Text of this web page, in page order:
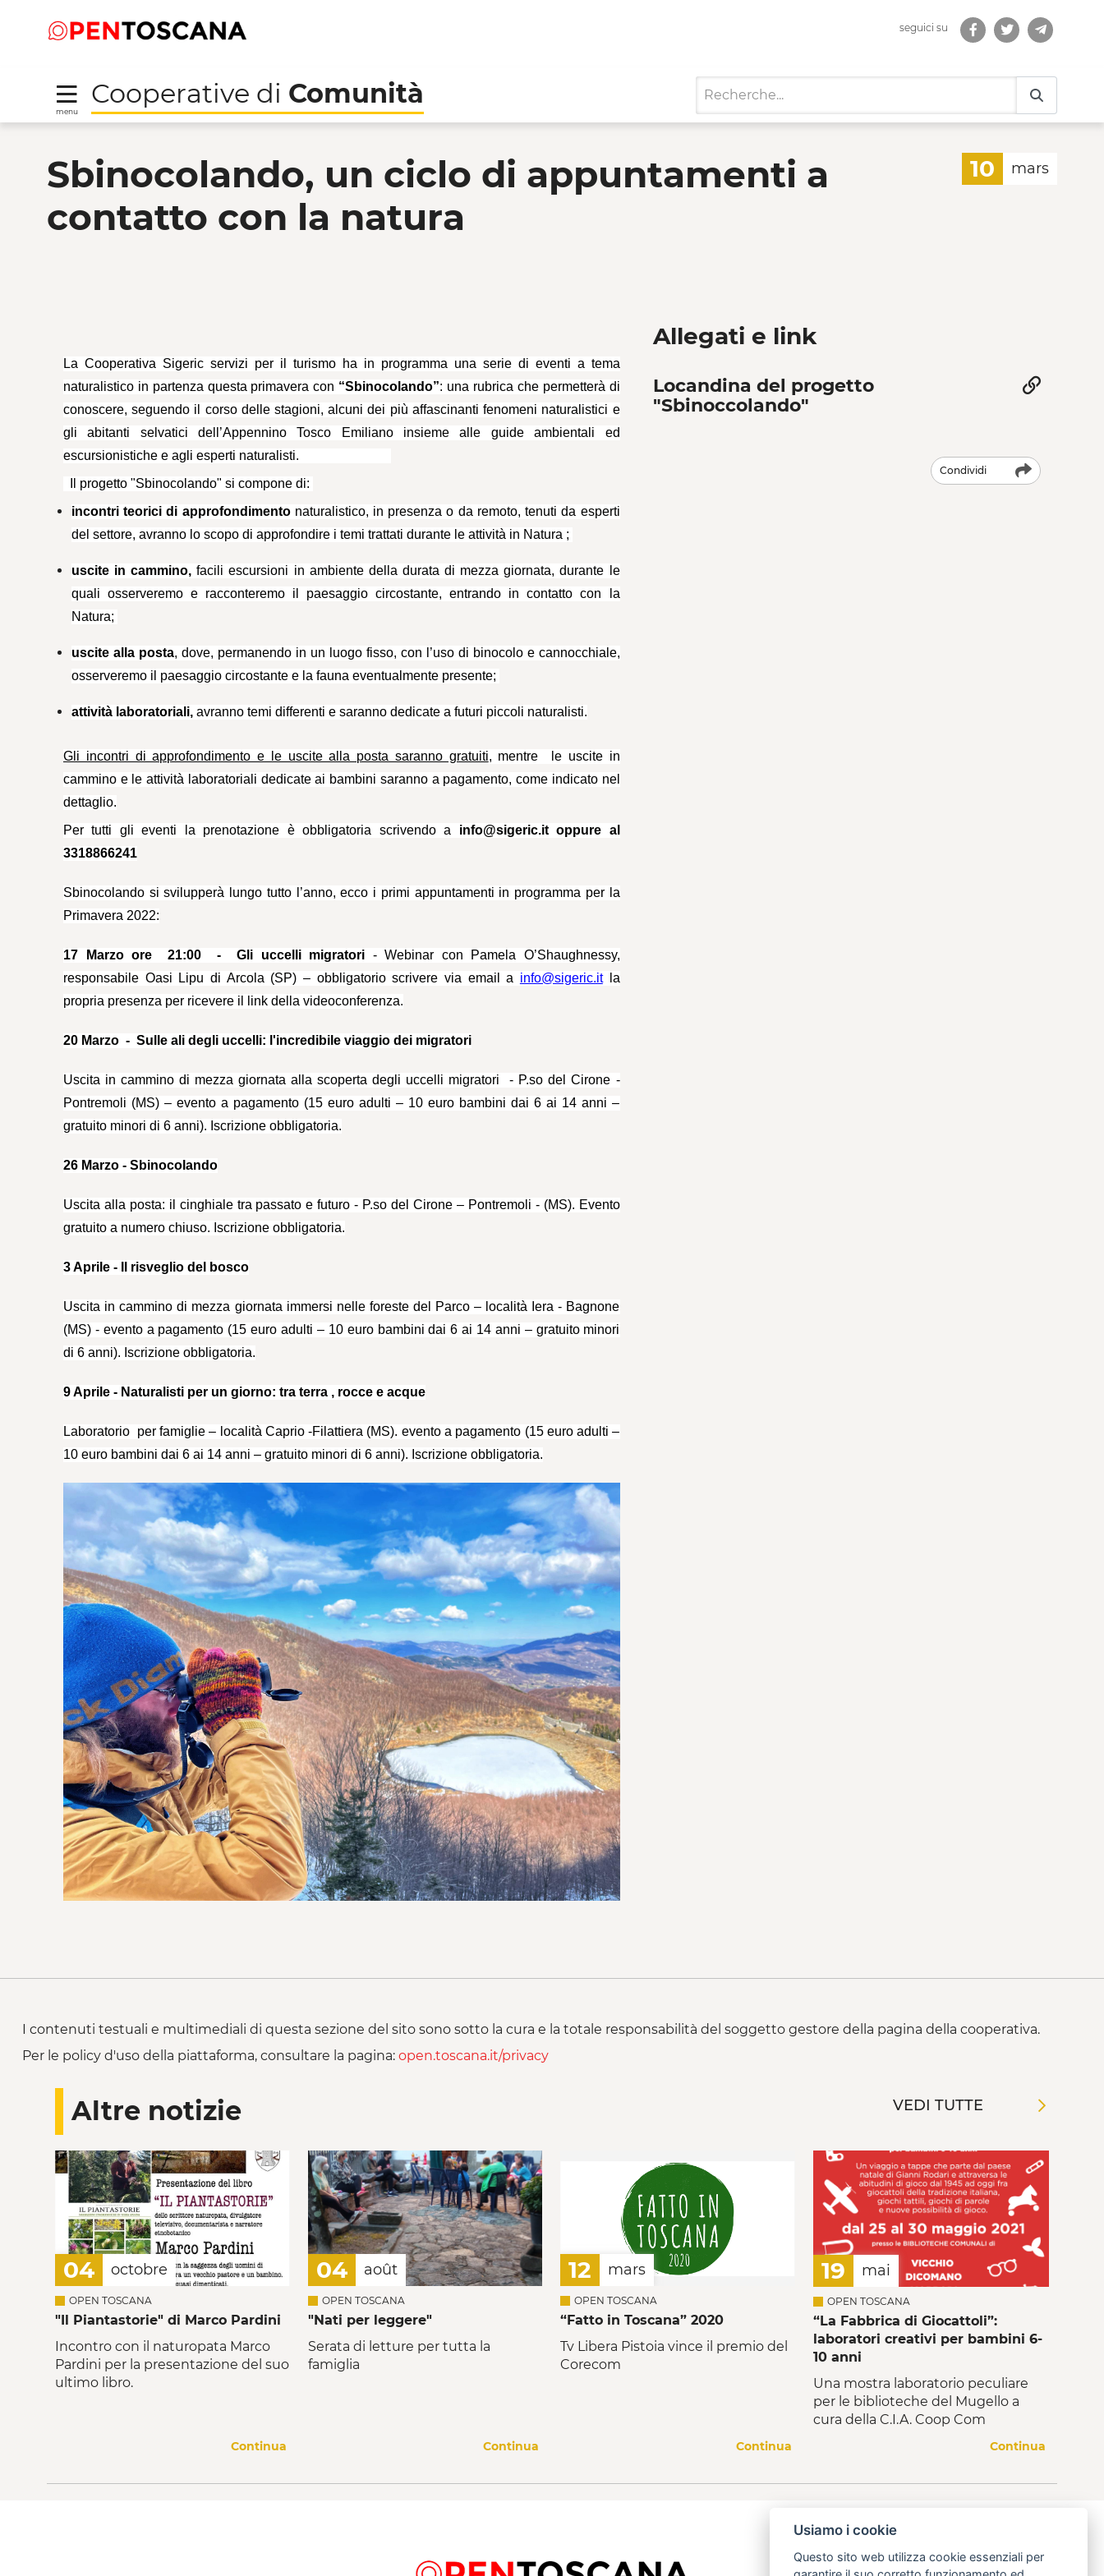
seguici su
menu
Cooperative di Comunità
Sbinocolando, un ciclo di appuntamenti a
contatto con la natura
10 mars
La Cooperativa Sigeric servizi per il turismo ha in programma una serie di eventi a tema
naturalistico in partenza questa primavera con “Sbinocolando”: una rubrica che permetterà di
conoscere, seguendo il corso delle stagioni, alcuni dei più affascinanti fenomeni naturalistici e
gli abitanti selvatici dell’Appennino Tosco Emiliano insieme alle guide ambientali ed
escursionistiche e agli esperti naturalisti.
Il progetto "Sbinocolando" si compone di:
incontri teorici di approfondimentonaturalistico, in presenza o da remoto, tenuti da esperti
del settore, avranno lo scopo di approfondire i temi trattati durante le attività in Natura ;
uscite in cammino,facili escursioni in ambiente della durata di mezza giornata, durante le
quali osserveremo e racconteremo il paesaggio circostante, entrando in contatto con la
Natura;
uscite alla posta, dove, permanendo in un luogo fisso, con l’uso di binocolo e cannocchiale,
osserveremo il paesaggio circostante e la fauna eventualmente presente;
attività laboratoriali, avranno temi differenti e saranno dedicate a futuri piccoli naturalisti.
Gli incontri di approfondimento e le uscite alla posta saranno gratuiti, mentre le uscite in
cammino e le attività laboratoriali dedicate ai bambini saranno a pagamento, come indicato nel
dettaglio.
Per tutti gli eventi la prenotazione è obbligatoria scrivendo a info@sigeric.it oppure al
3318866241
Sbinocolando si svilupperà lungo tutto l’anno, ecco i primi appuntamenti in programma per la
Primavera 2022:
17 Marzo ore 21:00 - Gli uccelli migratori - Webinar con Pamela O’Shaughnessy,
responsabile Oasi Lipu di Arcola (SP) – obbligatorio scrivere via email a info@sigeric.itla
propria presenza per ricevere il link della videoconferenza.
20 Marzo - Sulle ali degli uccelli: l'incredibile viaggio dei migratori
Uscita in cammino di mezza giornata alla scoperta degli uccelli migratori - P.so del Cirone -
Pontremoli (MS) – evento a pagamento (15 euro adulti – 10 euro bambini dai 6 ai 14 anni –
gratuito minori di 6 anni). Iscrizione obbligatoria.
26 Marzo - Sbinocolando
Uscita alla posta: il cinghiale tra passato e futuro - P.so del Cirone – Pontremoli - (MS). Evento
gratuito a numero chiuso. Iscrizione obbligatoria.
3 Aprile - Il risveglio del bosco
Uscita in cammino di mezza giornata immersi nelle foreste del Parco – località Iera - Bagnone
(MS) - evento a pagamento (15 euro adulti – 10 euro bambini dai 6 ai 14 anni – gratuito minori
di 6 anni). Iscrizione obbligatoria.
9 Aprile - Naturalisti per un giorno: tra terra , rocce e acque
Laboratorio per famiglie – località Caprio -Filattiera (MS). evento a pagamento (15 euro adulti –
10 euro bambini dai 6 ai 14 anni – gratuito minori di 6 anni). Iscrizione obbligatoria.
Allegati e link
Locandina del progetto
"Sbinoccolando"
Condividi
I contenuti testuali e multimediali di questa sezione del sito sono sotto la cura e la totale responsabilità del soggetto gestore della pagina della cooperativa.
Per le policy d'uso della piattaforma, consultare la pagina: open.toscana.it/privacy
Altre notizie VEDI TUTTE
04 octobre
OPEN TOSCANA
"Il Piantastorie" di Marco Pardini
Incontro con il naturopata Marco
Pardini per la presentazione del suo
ultimo libro.
Continua
04 août
OPEN TOSCANA
"Nati per leggere"
Serata di letture per tutta la
famiglia
Continua
12 mars
OPEN TOSCANA
“Fatto in Toscana” 2020
Tv Libera Pistoia vince il premio del
Corecom
Continua
19 mai
OPEN TOSCANA
“La Fabbrica di Giocattoli”:
laboratori creativi per bambini 6-
10 anni
Una mostra laboratorio peculiare
per le biblioteche del Mugello a
cura della C.I.A. Coop Com
Continua
Usiamo i cookie
Questo sito web utilizza cookie essenziali per